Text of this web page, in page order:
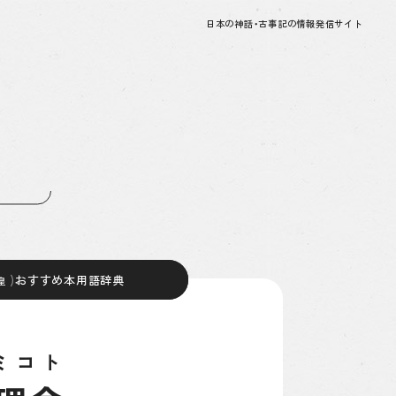
日本の神話・古事記の情報発信サイト
おすすめ本用語辞典
)おすすめ本用語辞典
コト